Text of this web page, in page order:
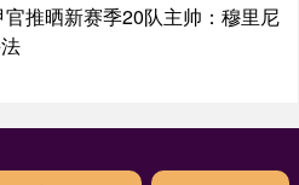
推晒新赛季20队主帅：穆里尼